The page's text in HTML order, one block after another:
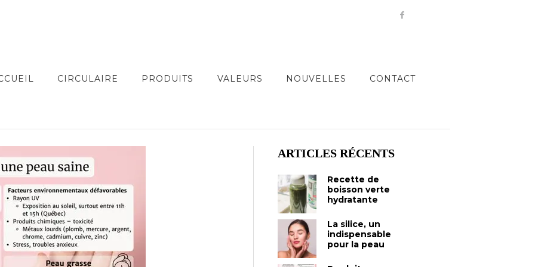
CIRCULAIRE PRODUITS VALEURS NOUVELLES CONTACT
ARTICLES RÉCENTS
Recette de
boisson verte
hydratante
La silice, un
indispensable
pour la peau